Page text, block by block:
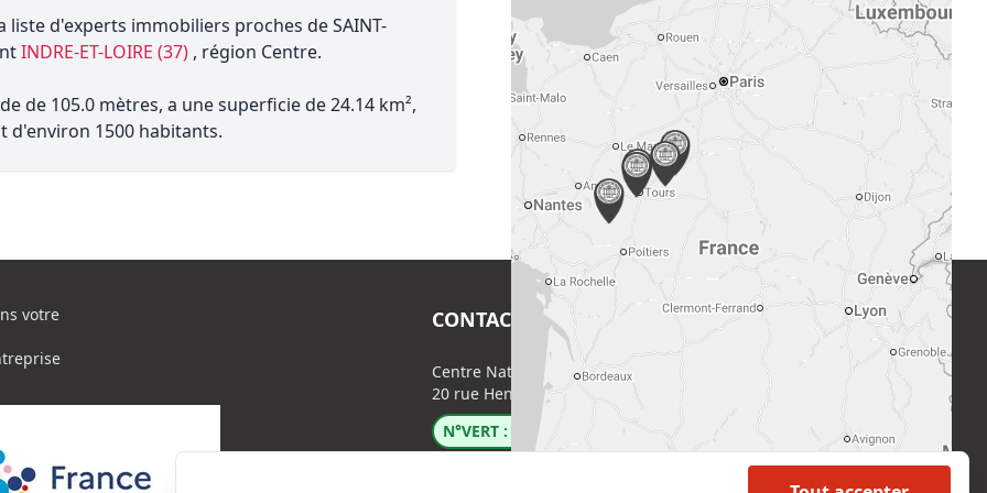
d'experts immobiliers proches de SAINT-
INDRE-ET-LOIRE (37) , région Centre.
de 105.0 mètres, a une superficie de 24.14 km²,
d'environ 1500 habitants.
votre CONTACT
Centre National de l’Expertise (CNE)
20 rue Henri Regnault, 75014 Paris
N°VERT : 0800 00 80 89
EN SAVOIR PLUS
Formations
Nous rejoindre
Partenaires